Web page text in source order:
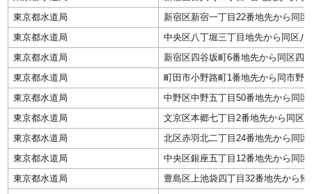
東京都水道局
新宿区新宿一丁目22番地先から同
東京都水道局
中央区八丁堀三丁目地先から同区
東京都水道局
新宿区四谷坂町6番地先から同区四
東京都水道局
町田市小野路町1番地先から同市野
東京都水道局
中野区中野五丁目50番地先から同
東京都水道局
文京区本郷七丁目2番地先から同区
東京都水道局
北区赤羽北二丁目24番地先から同
東京都水道局
中央区銀座五丁目12番地先から同
東京都水道局
豊島区上池袋四丁目32番地先から